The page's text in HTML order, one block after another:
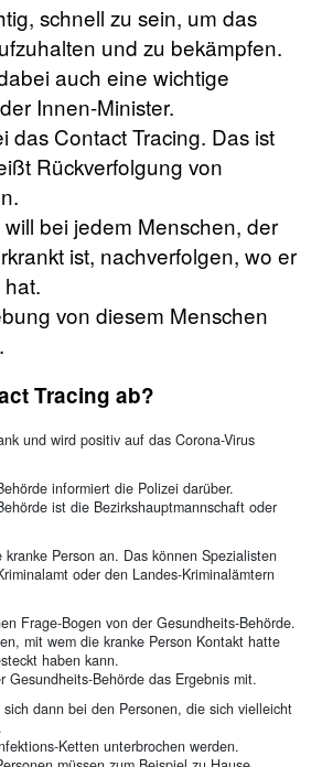
schnell zu sein, um das
und zu bekämpfen.
auch eine wichtige
Innen-Minister.
das Contact Tracing. Das ist
Rückverfolgung von
bei jedem Menschen, der
ist, nachverfolgen, wo er
von diesem Menschen
Tracing ab?
und wird positiv auf das Corona-Virus
informiert die Polizei darüber.
ist die Bezirkshauptmannschaft oder
Person an. Das können Spezialisten
oder den Landes-Kriminalämtern
Frage-Bogen von der Gesundheits-Behörde.
mit wem die kranke Person Kontakt hatte
haben kann.
Gesundheits-Behörde das Ergebnis mit.
dann bei den Personen, die sich vielleicht
Ketten unterbrochen werden.